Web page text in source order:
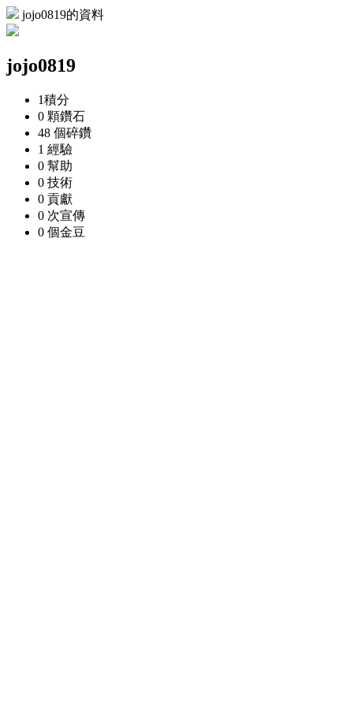
jojo0819的資料
jojo0819
1積分
0 顆鑽石
48 個碎鑽
1 經驗
0 幫助
0 技術
0 貢獻
0 次宣傳
0 個金豆